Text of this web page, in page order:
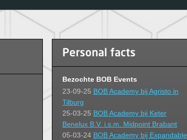
Personal facts
Bezochte BOB Events
23-09-25 BOB Academy bij Agristo in
Tilburg
25-03-25 BOB Academy bij Keter
Benelux B.V. i.s.m. Midpoint Brabant
05-03-24 BOB Academy bij Expandable